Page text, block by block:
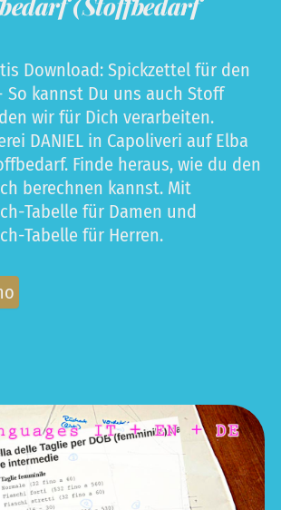
Download: Spickzettel für den
kannst Du uns auch Stoff
wir für Dich verarbeiten.
DANIEL in Capoliveri auf Elba
Finde heraus, wie du den
berechnen kannst. Mit
Tabelle für Damen und
Tabelle für Herren.